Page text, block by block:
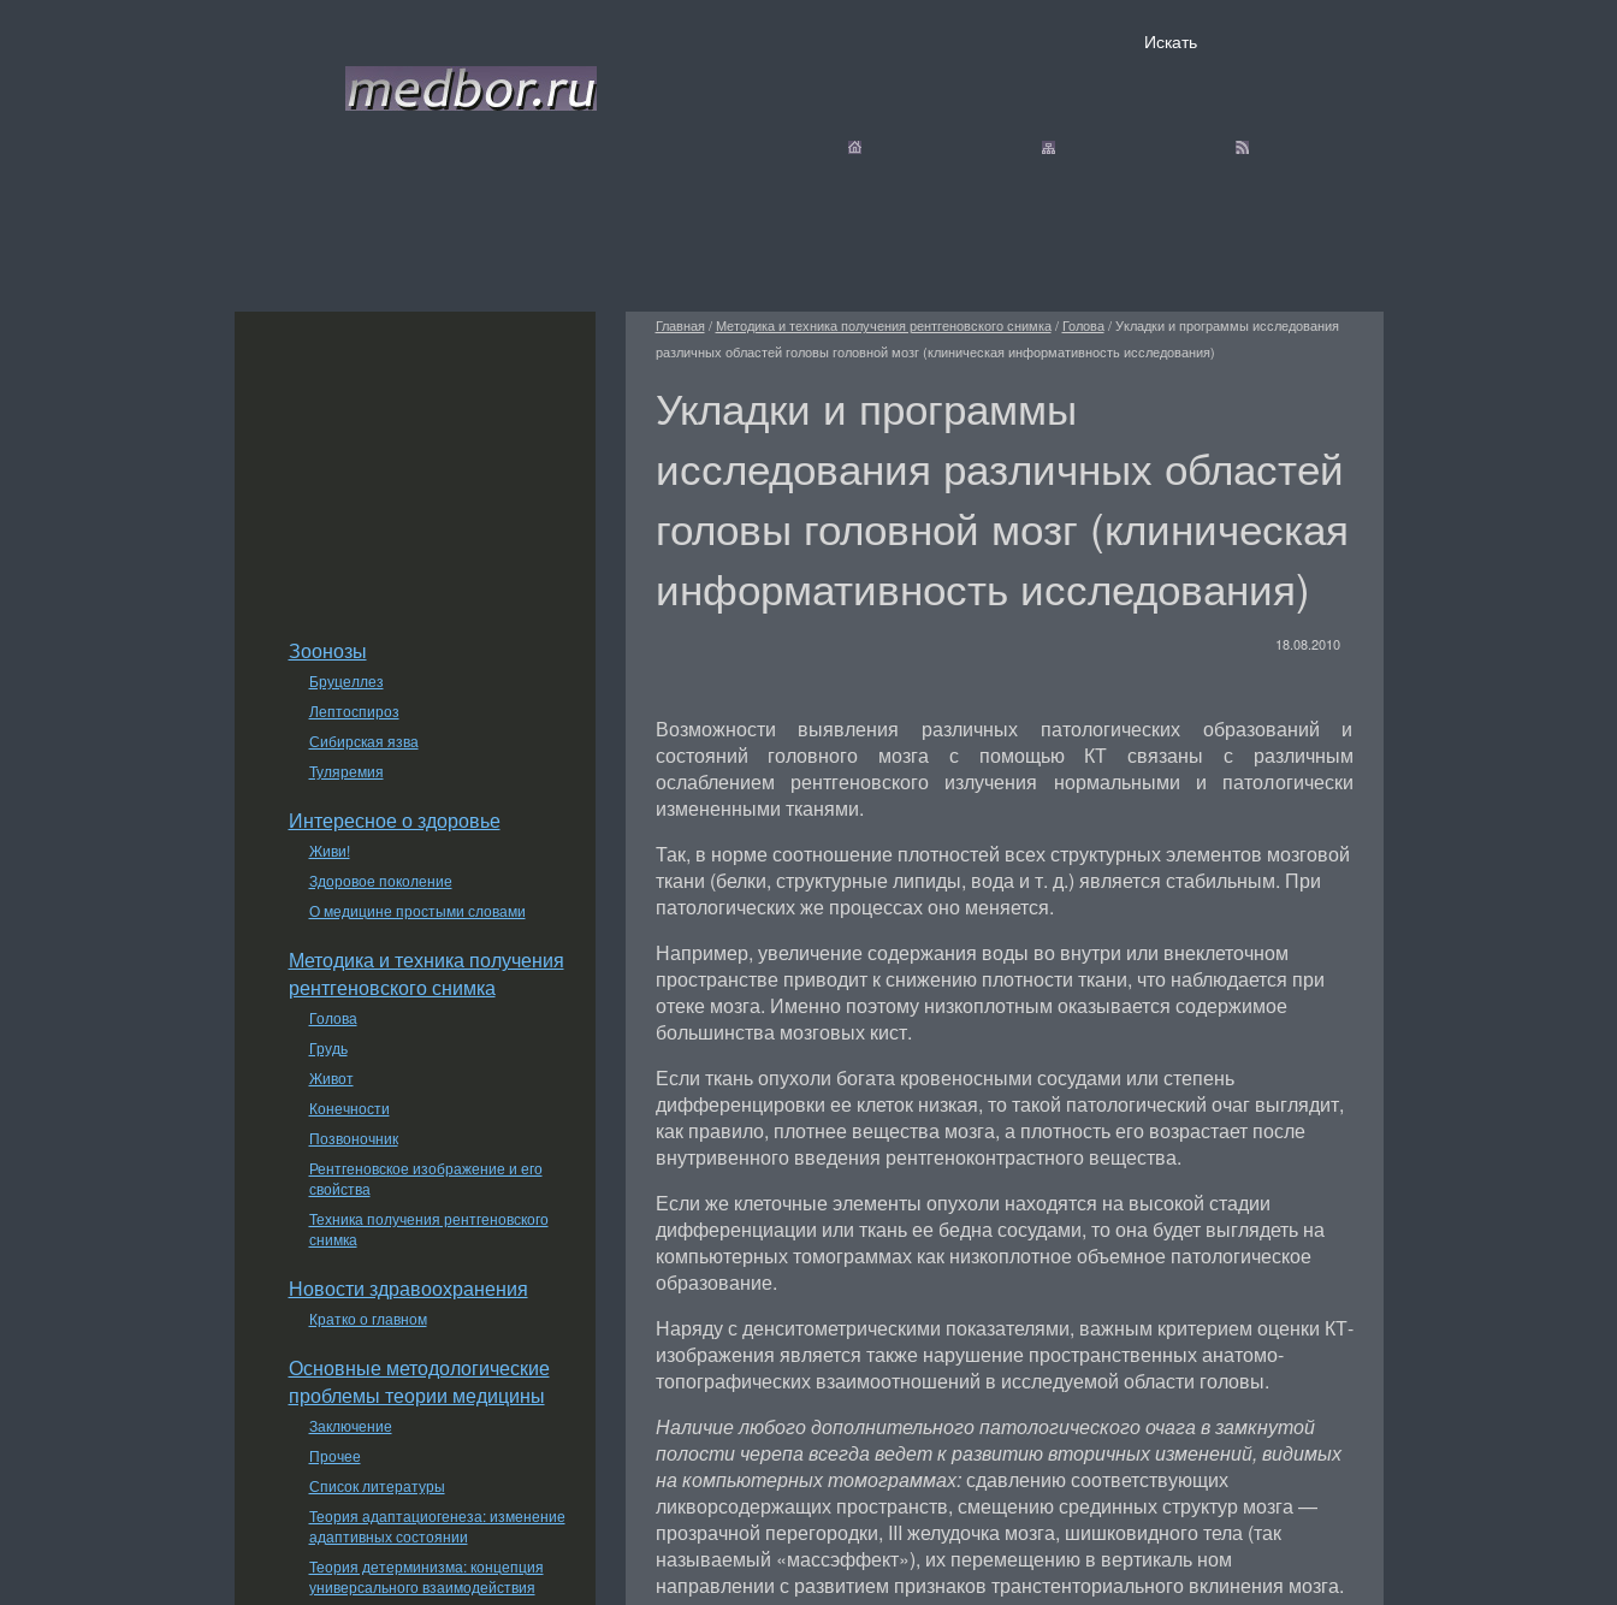
Главная / Методика и техника получения рентгеновского снимка/ Голова/Укладки и программы исследования
различных областей головы головной мозг (клиническая информативность исследования)
Укладки и программы
исследования различных областей
головы головной мозг (клиническая
информативность исследования)
18.08.2010
Возможности выявления различных патологических образований и
состояний головного мозга с помощью КТ связаны с различным
ослаблением рентгеновского излучения нормальными и патологически
измененными тканями.
Так, в норме соотношение плотностей всех структурных элементов мозговой
ткани (белки, структурные липиды, вода и т. д.) является стабильным. При
патологических же процессах оно меняется.
Например, увеличение содержания воды во внутри или внеклеточном
пространстве приводит к снижению плотности ткани, что наблюдается при
отеке мозга. Именно поэтому низкоплотным оказывается содержимое
большинства мозговых кист.
Если ткань опухоли богата кровеносными сосудами или степень
дифференцировки ее клеток низкая, то такой патологический очаг выглядит,
как правило, плотнее вещества мозга, а плотность его возрастает после
внутривенного введения рентгеноконтрастного вещества.
Если же клеточные элементы опухоли находятся на высокой стадии
дифференциации или ткань ее бедна сосудами, то она будет выглядеть на
компьютерных томограммах как низкоплотное объемное патологическое
образование.
Наряду с денситометрическими показателями, важным критерием оценки КТ-
изображения является также нарушение пространственных анатомо-
топографических взаимоотношений в исследуемой области головы.
Наличие любого дополнительного патологического очага в замкнутой
полости черепа всегда ведет к развитию вторичных изменений, видимых
на компьютерных томограммах:сдавлению соответствующих
ликворсодержащих пространств, смещению срединных структур мозга —
прозрачной перегородки, III желудочка мозга, шишковидного тела (так
называемый «массэффект»), их перемещению в вертикаль ном
направлении с развитием признаков транстенториального вклинения мозга.
Зоонозы
Бруцеллез
Лептоспироз
Сибирская язва
Туляремия
Интересное о здоровье
Живи!
Здоровое поколение
О медицине простыми словами
Методика и техника получения
рентгеновского снимка
Голова
Грудь
Живот
Конечности
Позвоночник
Рентгеновское изображение и его
свойства
Техника получения рентгеновского
снимка
Новости здравоохранения
Кратко о главном
Основные методологические
проблемы теории медицины
Заключение
Прочее
Список литературы
Теория адаптациогенеза: изменение
адаптивных состоянии
Теория детерминизма: концепция
универсального взаимодействия